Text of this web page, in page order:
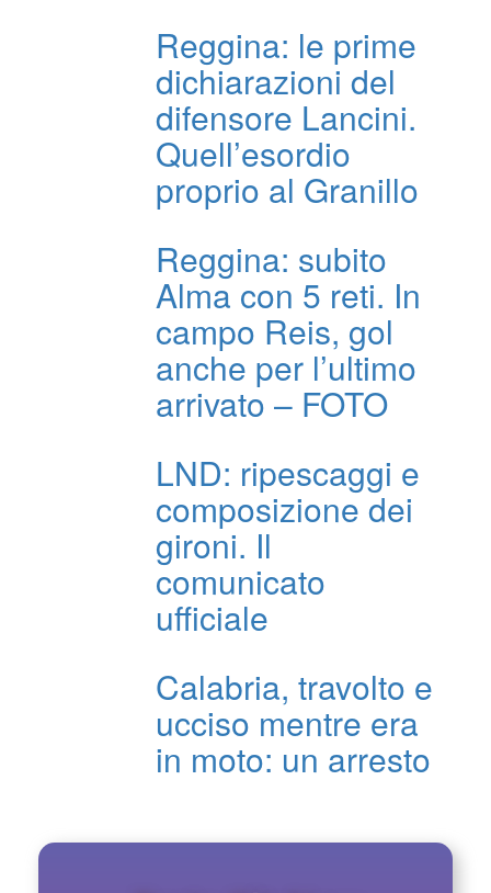
Reggina: le prime
dichiarazioni del
difensore Lancini.
Quell’esordio
proprio al Granillo
Reggina: subito
Alma con 5 reti. In
campo Reis, gol
anche per l’ultimo
arrivato – FOTO
LND: ripescaggi e
composizione dei
gironi. Il
comunicato
ufficiale
Calabria, travolto e
ucciso mentre era
in moto: un arresto